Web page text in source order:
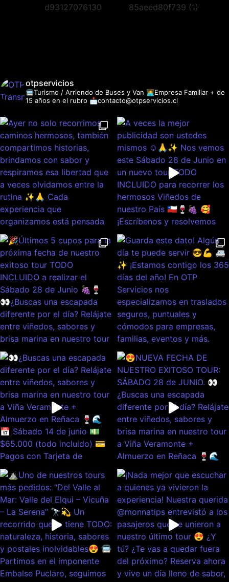
otpservicios
🚍Turismo / Arriendo de Buses y Van 👩‍💻Empresa Familiar + de
15 años en el rubro 📩contacto@otpservicios.cl